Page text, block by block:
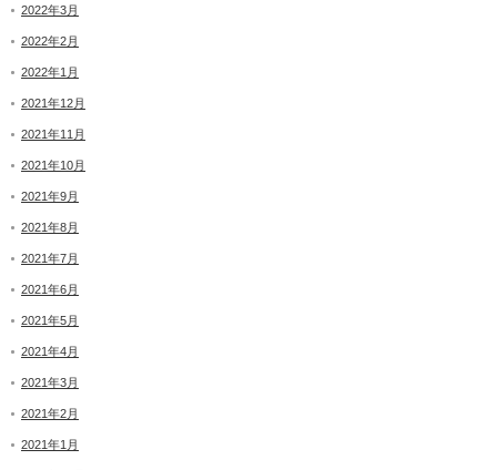
2022年3月
2022年2月
2022年1月
2021年12月
2021年11月
2021年10月
2021年9月
2021年8月
2021年7月
2021年6月
2021年5月
2021年4月
2021年3月
2021年2月
2021年1月